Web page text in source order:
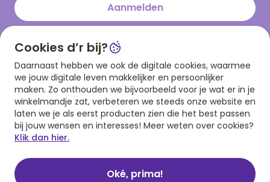
Aanmelden
Download onze app
Cookies d’r bij?
Daarnaast hebben we ook de digitale cookies, waarmee
we jouw digitale leven makkelijker en persoonlijker
maken. Zo onthouden we bijvoorbeeld voor je wat er in je
winkelmandje zat, verbeteren we steeds onze website en
laten we je als eerst producten zien die het best passen
bij jouw wensen en interesses! Meer weten over cookies?
Klik dan hier.
Oké, prima!